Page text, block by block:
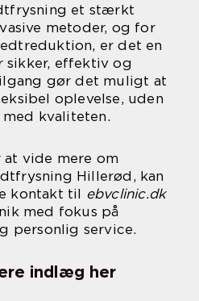
et stærkt
metoder, og for
er det en
sikker, effektiv og
gør det muligt at
oplevelse, uden
kvaliteten.
at vide mere om
Hillerød, kan
kontakt til ebvclinic.dk
med fokus på
personlig service.
indlæg her